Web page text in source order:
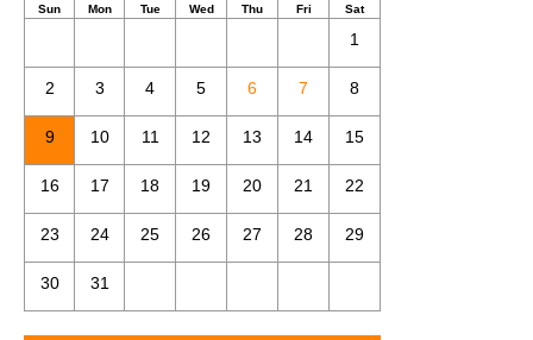
Sun Mon Tue Wed Thu Fri Sat
1
2 3 4 5 6 7 8
9 10 11 12 13 14 15
16 17 18 19 20 21 22
23 24 25 26 27 28 29
30 31